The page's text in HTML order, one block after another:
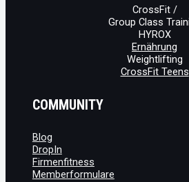
CrossFit /
Group Class
HYROX
Ernährung
Weightlifting
CrossFit Teens
COMMUNITY
Blog
DropIn
Firmenfitness
Memberformulare